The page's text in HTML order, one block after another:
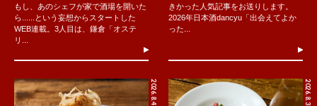
もし、あのシェフが家で酒場を開いた
ら......という妄想からスタートした
WEB連載。3人目は、鎌倉「オステ
リ...
きかった人気記事をお送りします。
2026年日本酒dancyu「出会えてよか
った...
2026.8.4 2026.8.3